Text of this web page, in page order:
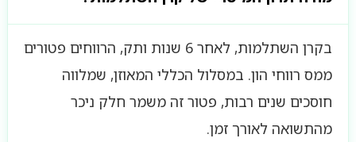
בקרן השתלמות, לאחר 6 שנות ותק, הרווחים פטורים
ממס רווחי הון. במסלול הכללי המאוזן, שמלווה
חוסכים שנים רבות, פטור זה משמר חלק ניכר
מהתשואה לאורך זמן.